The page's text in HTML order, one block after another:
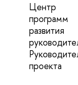
Центр
программ
развития
проекта